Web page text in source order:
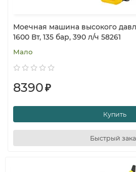
Моечная машина высокого
1600 Вт, 135 бар, 390 л/ч 58261
Мало
8390₽
Купить
Быстрый